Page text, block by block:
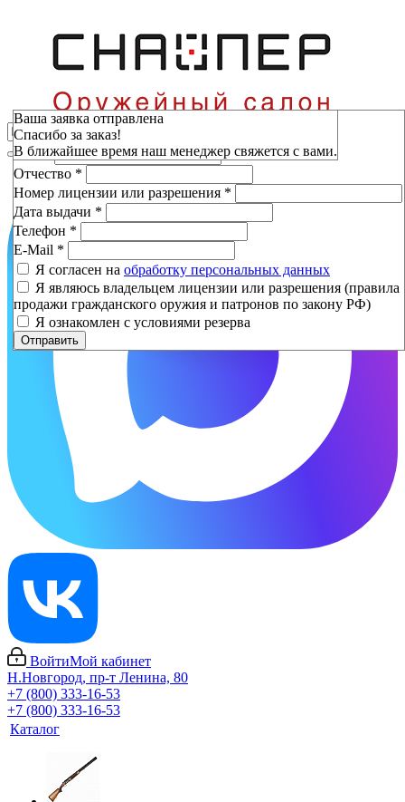
ВойтиМой кабинет
Н.Новгород, пр-т Ленина, 80
+7 (800) 333-16-53
+7 (800) 333-16-53
Каталог
Зарезервировать
Фамилия*
Имя*
Отчество *
Номер лицензии или разрешения *
Дата выдачи *
Телефон *
E-Mail *
Я согласен на обработку персональных данных
Я являюсь владельцем лицензии или разрешения (правила
продажи гражданского оружия и патронов по закону РФ)
Я ознакомлен с условиями резерва
Отправить
Ваша заявка отправлена
Спасибо за заказ!
В ближайшее время наш менеджер свяжется с вами.